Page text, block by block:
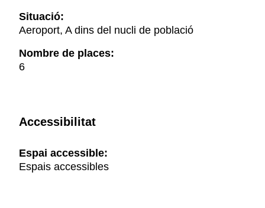
Situació:
Aeroport, A dins del nucli de població
Nombre de places:
6
Accessibilitat
Espai accessible:
Espais accessibles